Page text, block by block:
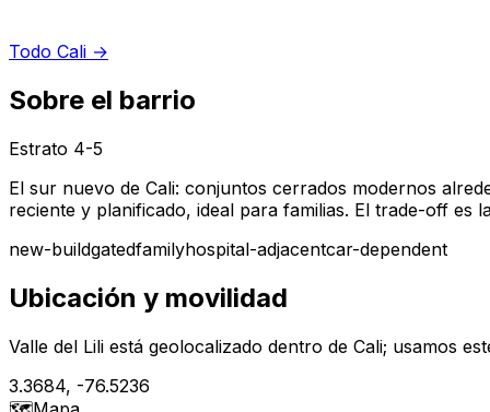
Todo Cali →
Sobre el barrio
Estrato 4-5
El sur nuevo de Cali: conjuntos cerrados modernos
reciente y planificado, ideal para familias. El trade-off
new-buildgatedfamilyhospital-adjacentcar-dependent
Ubicación y movilidad
Valle del Lili está geolocalizado dentro de Cali; usamos
3.3684, -76.5236